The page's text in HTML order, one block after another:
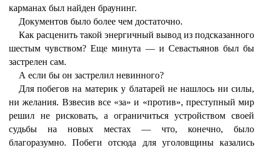
карманах был найден браунинг.
Документов было более чем достаточно.
Как расценить такой энергичный вывод из подсказанного
шестым чувством? Еще минута — и Севастьянов был бы
застрелен сам.
А если бы он застрелил невинного?
Для побегов на материк у блатарей не нашлось ни силы,
ни желания. Взвесив все «за» и «против», преступный мир
решил не рисковать, а ограничиться устройством своей
судьбы на новых местах — что, конечно, было
благоразумно. Побеги отсюда для уголовщины казались